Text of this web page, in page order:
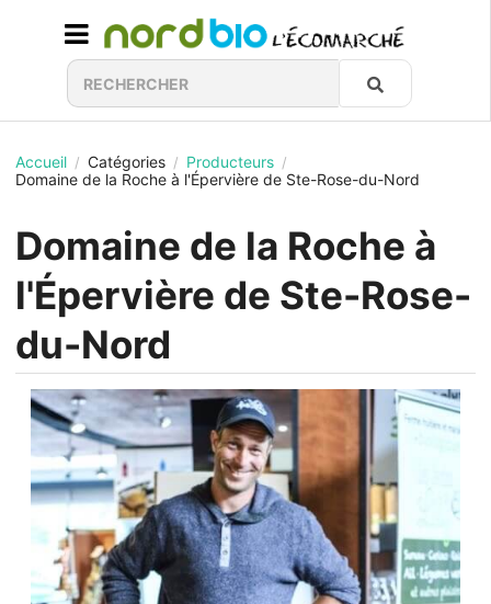
Accueil / Catégories / Producteurs /
Domaine de la Roche à l'Épervière de Ste-Rose-du-Nord
Domaine de la Roche à
l'Épervière de Ste-Rose-
du-Nord